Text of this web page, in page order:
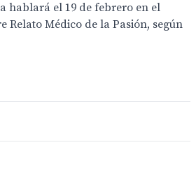
hablará el 19 de febrero en el
Relato Médico de la Pasión, según